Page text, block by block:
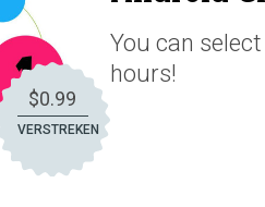
$0.99
VERSTREKEN
You can
hours!